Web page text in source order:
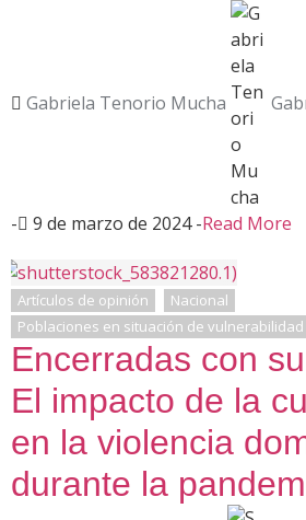
Gabriela Tenorio Mucha
- 9 de marzo de 2024 -Read More
Artículos de opinión
Nacional
Poblaciones en situación de vulnerabilidad
Encerradas con
El impacto de la
en la violencia
durante la